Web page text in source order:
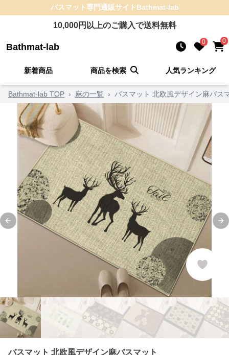
バスマット専門通販サイト Bathmat-lab
10,000円以上のご購入で送料無料
Bathmat-lab 0 0
新着商品 商品を検索 人気ランキング
Bathmat-lab TOP › 麻の一覧 › バスマット 北欧風デザイン麻バス
Previous slide
バスマット 北欧風デザイン麻バスマット